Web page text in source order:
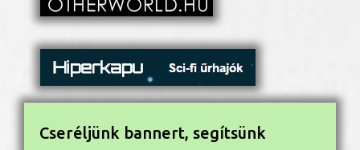
Cseréljünk bannert, segítsünk